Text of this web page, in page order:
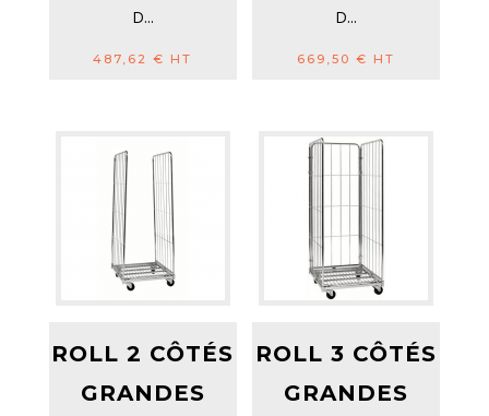
D...
487,62€ HT
D...
669,50€ HT
ROLL 2 CÔTÉS
GRANDES
ROLL 3 CÔTÉS
GRANDES